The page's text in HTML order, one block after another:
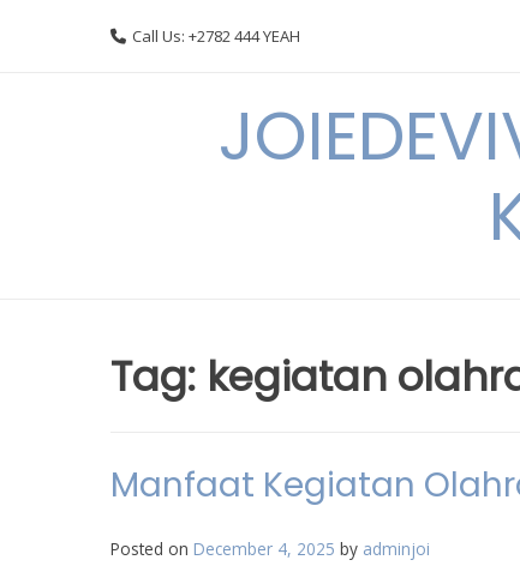
Call Us: +2782 444 YEAH
Tag: kegiatan
Manfaat Kegiatan
Posted on December 4, 2025 by adminjoi